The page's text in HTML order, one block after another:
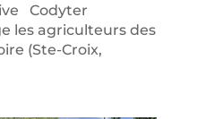
Codyter
les agriculteurs des
(Ste-Croix,